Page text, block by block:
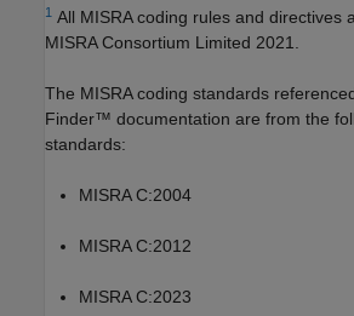
1 All MISRA coding rules and directives
MISRA Consortium Limited 2021.
The MISRA coding standards
Finder™ documentation are from the
standards:
MISRA C:2004
MISRA C:2012
MISRA C:2023